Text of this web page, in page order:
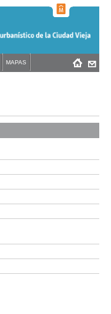
MAPAS